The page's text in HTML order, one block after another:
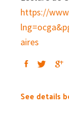
https://
aires
See details